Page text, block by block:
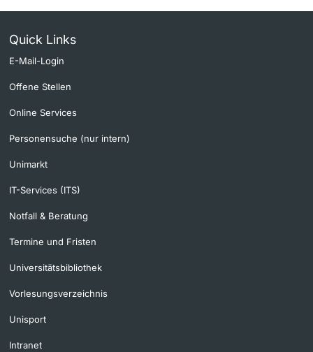
Quick Links
E-Mail-Login
Offene Stellen
Online Services
Personensuche (nur intern)
Unimarkt
IT-Services (ITS)
Notfall & Beratung
Termine und Fristen
Universitätsbibliothek
Vorlesungsverzeichnis
Unisport
Intranet